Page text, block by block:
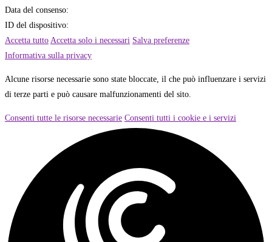
Data del consenso:
ID del dispositivo:
Accetta tutto Accetta solo i necessari Salva preferenze
Informativa sulla privacy
Alcune risorse necessarie sono state bloccate, il che può influenzare i servizi
di terze parti e può causare malfunzionamenti del sito.
Consenti tutte le risorse necessarie Consenti tutti i cookie e i servizi